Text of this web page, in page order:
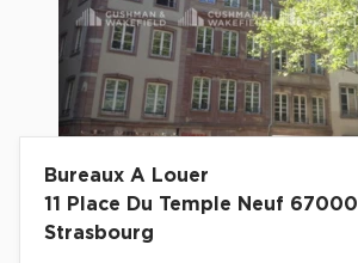
Bureaux A Louer
11 Place Du Temple Neuf 67000
Strasbourg